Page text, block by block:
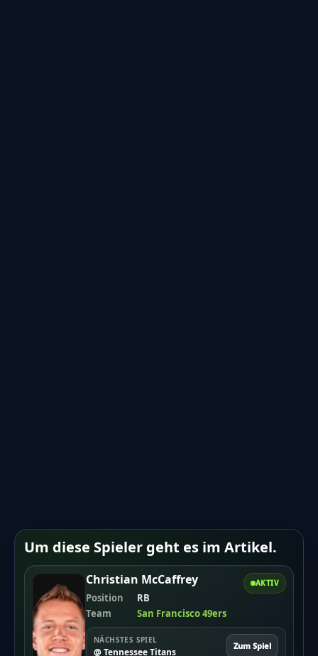
Um diese Spieler geht es im Artikel.
AKTIV
Christian McCaffrey
Position
RB
Team
San Francisco 49ers
NÄCHSTES SPIEL
@ Tennessee Titans
Zum Spiel